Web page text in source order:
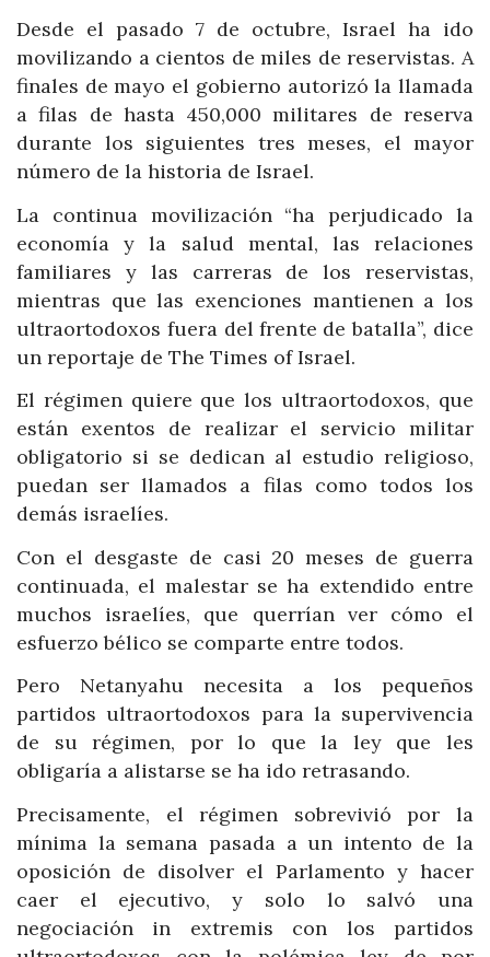
Desde el pasado 7 de octubre, Israel ha ido
movilizando a cientos de miles de reservistas. A
finales de mayo el gobierno autorizó la llamada
a filas de hasta 450,000 militares de reserva
durante los siguientes tres meses, el mayor
número de la historia de Israel.
La continua movilización “ha perjudicado la
economía y la salud mental, las relaciones
familiares y las carreras de los reservistas,
mientras que las exenciones mantienen a los
ultraortodoxos fuera del frente de batalla”, dice
un reportaje de The Times of Israel.
El régimen quiere que los ultraortodoxos, que
están exentos de realizar el servicio militar
obligatorio si se dedican al estudio religioso,
puedan ser llamados a filas como todos los
demás israelíes.
Con el desgaste de casi 20 meses de guerra
continuada, el malestar se ha extendido entre
muchos israelíes, que querrían ver cómo el
esfuerzo bélico se comparte entre todos.
Pero Netanyahu necesita a los pequeños
partidos ultraortodoxos para la supervivencia
de su régimen, por lo que la ley que les
obligaría a alistarse se ha ido retrasando.
Precisamente, el régimen sobrevivió por la
mínima la semana pasada a un intento de la
oposición de disolver el Parlamento y hacer
caer el ejecutivo, y solo lo salvó una
negociación in extremis con los partidos